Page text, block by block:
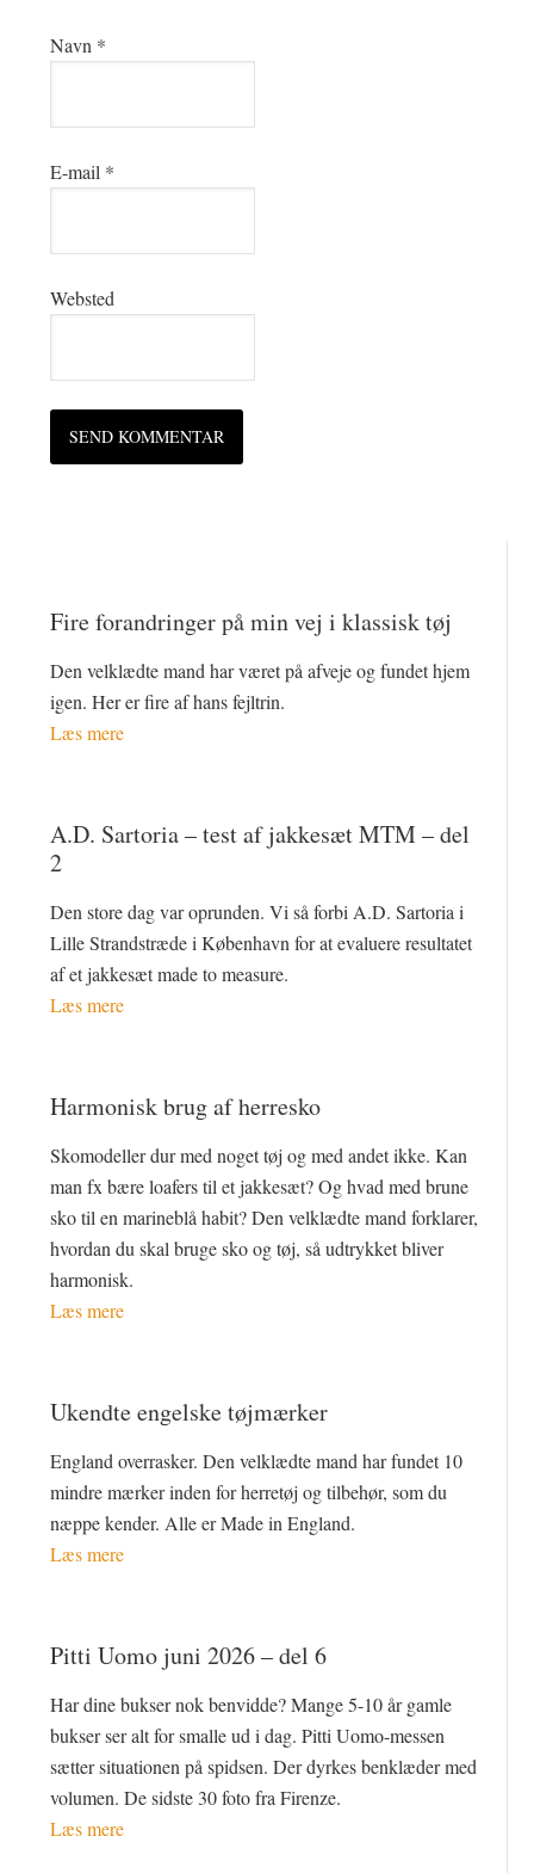
Navn *
E-mail *
Websted
Fire forandringer på min vej i klassisk tøj
Den velklædte mand har været på afveje og fundet hjem
igen. Her er fire af hans fejltrin.
Læs mere
A.D. Sartoria – test af jakkesæt MTM – del
2
Den store dag var oprunden. Vi så forbi A.D. Sartoria i
Lille Strandstræde i København for at evaluere resultatet
af et jakkesæt made to measure.
Læs mere
Harmonisk brug af herresko
Skomodeller dur med noget tøj og med andet ikke. Kan
man fx bære loafers til et jakkesæt? Og hvad med brune
sko til en marineblå habit? Den velklædte mand forklarer,
hvordan du skal bruge sko og tøj, så udtrykket bliver
harmonisk.
Læs mere
Ukendte engelske tøjmærker
England overrasker. Den velklædte mand har fundet 10
mindre mærker inden for herretøj og tilbehør, som du
næppe kender. Alle er Made in England.
Læs mere
Pitti Uomo juni 2026 – del 6
Har dine bukser nok benvidde? Mange 5-10 år gamle
bukser ser alt for smalle ud i dag. Pitti Uomo-messen
sætter situationen på spidsen. Der dyrkes benklæder med
volumen. De sidste 30 foto fra Firenze.
Læs mere